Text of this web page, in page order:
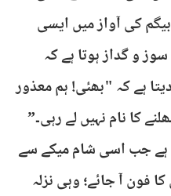
کی آواز میں ایسی
و گداز ہوتا ہے کہ
ہے کہ "بھئی! ہم معذور
کا نام نہیں لے رہی۔”
ہے جب اسی شام میکے سے
فون آ جائے؛ وہی نزلہ